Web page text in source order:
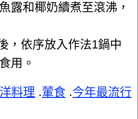
露和椰奶續煮至滾沸，
，依序放入作法1鍋中
用。
料理 .葷食 .今年最流行